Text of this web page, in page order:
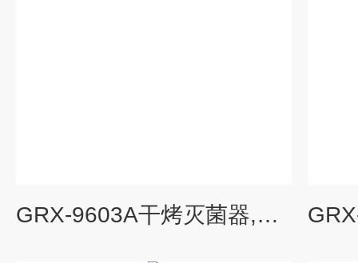
GRX-9603A干烤灭菌器,热空气消毒箱直销